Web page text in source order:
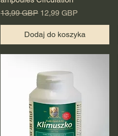
Regularna cena
13,99 GBP Cena rabatowa
12,99 GBP
Dodaj do koszyka